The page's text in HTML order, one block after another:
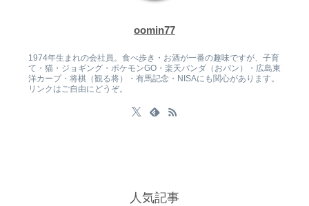
oomin77
1974年生まれの会社員。食べ歩き・お酒が一番の趣味ですが、子育
て・猫・ジョギング・ポケモンGO・楽天パンダ（おパン）・広島東
洋カープ・将棋（観る将）・有馬記念・NISAにも関心があります。
リンクはご自由にどうぞ。
人気記事